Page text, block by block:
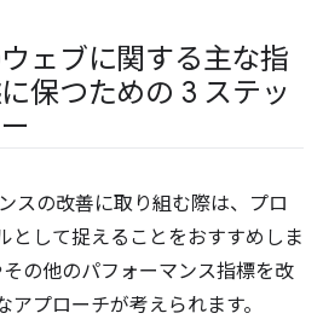
ェブに関する主な指
保つための 3 ステッ
スの改善に取り組む際は、プロ
として捉えることをおすすめしま
の他のパフォーマンス指標を改
プローチが考えられます。